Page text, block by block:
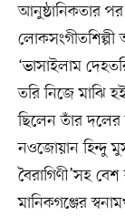
আনুষ্ঠানিকতার পর
‘ভাসাইলাম
তরি নিজে মাঝি
ছিলেন তাঁর দলের
নওজোয়ান হিন্দু
বৈরাগিণী’সহ
মানিকগঞ্জের